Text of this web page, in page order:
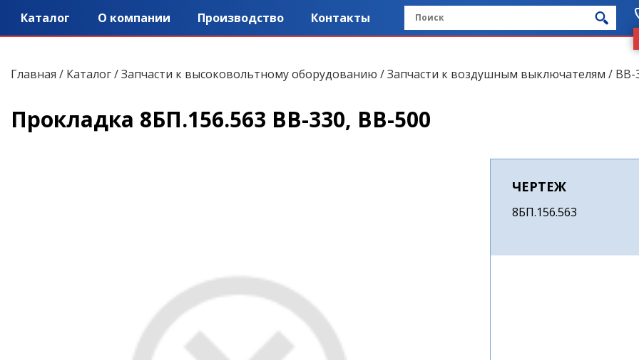
Каталог О компании Производство Контакты
Главная / Каталог/Запчасти к высоковольтному оборудованию /Запчасти к воздушным выключателям / ВВ-
Прокладка 8БП.156.563 ВВ-330, ВВ-500
ЧЕРТЕЖ
8БП.156.563